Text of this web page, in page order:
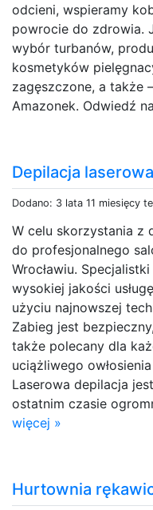
odcieni, wspieramy
powrocie do zdrowia.
wybór turbanów,
kosmetyków
zagęszczone, a także
Amazonek. Odwiedź
Depilacja
Dodano: 3 lata 11 miesięcy
W celu skorzystania z
do profesjonalnego
Wrocławiu.
wysokiej jakości
użyciu najnowszej
Zabieg jest
także polecany dla
uciążliwego
Laserowa depilacja
ostatnim czasie
więcej »
Hurtownia